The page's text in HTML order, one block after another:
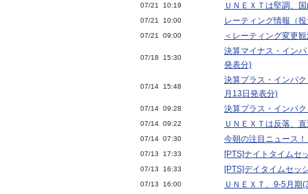
07/21 10:19 ＵＮＥＸＴは堅調、
07/21 10:00 レーティング情報（
07/21 09:00 ＜レーティング変更
07/18 15:30
決算マイナス・イン
発表分)
07/14 15:48
決算プラス・インパ
月13日発表分)
07/14 09:28 決算プラス・インパ
07/14 09:22 ＵＮＥＸＴは反落、
07/14 07:30 今朝の注目ニュース
07/13 17:33 [PTS]ナイトタイム
07/13 16:33 [PTS]デイタイムセ
07/13 16:00 ＵＮＥＸＴ、9-5月期